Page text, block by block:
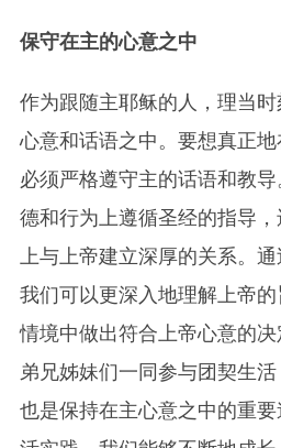
保守在主的心意之中
作为跟随主耶稣的人，理当
心意和话语之中。要想真正
必须严格遵守主的话语和教
德和行为上遵循圣经的指导
上与上帝建立深厚的关系。通
我们可以更深入地理解上帝
情境中做出符合上帝心意的
弟兄姊妹们一同参与团契生活
也是保持在主心意之中的重